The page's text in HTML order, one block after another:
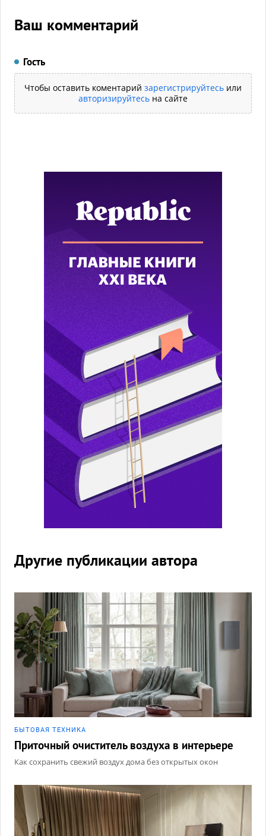
Ваш комментарий
Гость
Чтобы оставить коментарий зарегистрируйтесь или
авторизируйтесь на сайте
Другие публикации автора
БЫТОВАЯ ТЕХНИКА
Приточный очиститель воздуха в интерьере
Как сохранить свежий воздух дома без открытых окон